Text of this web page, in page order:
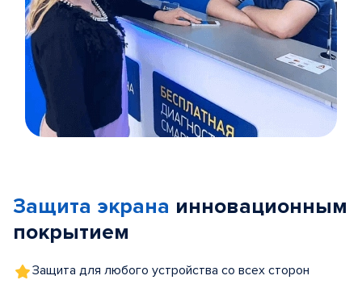
5
Защита экрана инновационным
покрытием
Защита для любого устройства со всех сторон